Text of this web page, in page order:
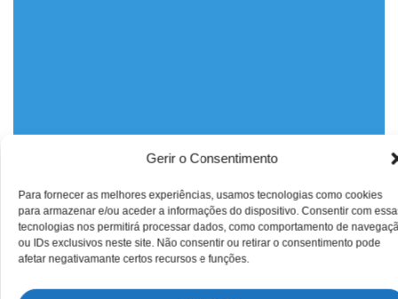
Gerir o Consentimento
Para fornecer as melhores experiências, usamos tecnologias como cookies
para armazenar e/ou aceder a informações do dispositivo. Consentir com
tecnologias nos permitirá processar dados, como comportamento de
ou IDs exclusivos neste site. Não consentir ou retirar o consentimento pode
afetar negativamante certos recursos e funções.